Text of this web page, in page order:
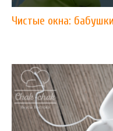
Чистые окна: